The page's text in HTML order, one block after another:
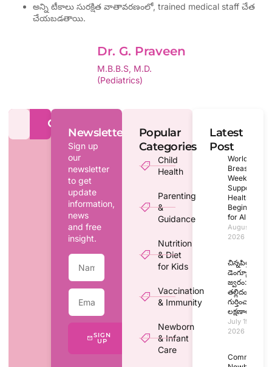
అన్ని టీకాలు సురక్షిత వాతావరణంలో, trained medical staff చేత
చేయబడతాయి.
Dr. G. Praveen
M.B.B.S, M.D.
(Pediatrics)
Newsletter
Sign up
our
newsletter
to get
update
information,
news
and free
insight.
SIGN
UP
Popular
Categories
Child
Health
Parenting
&
Guidance
Nutrition
& Diet
for Kids
Vaccination
& Immunity
Newborn
& Infant
Care
Latest
Post
World
Week 2026:
Supporting
Healthy
Beginnings
for All
August 1,
2026
చిన్నపిల్లల్లో
డెంగ్యూ
జ్వరం:
తల్లిదండ్రులు
గుర్తించాల్సిన
లక్షణాలు
July 19,
2026
Common